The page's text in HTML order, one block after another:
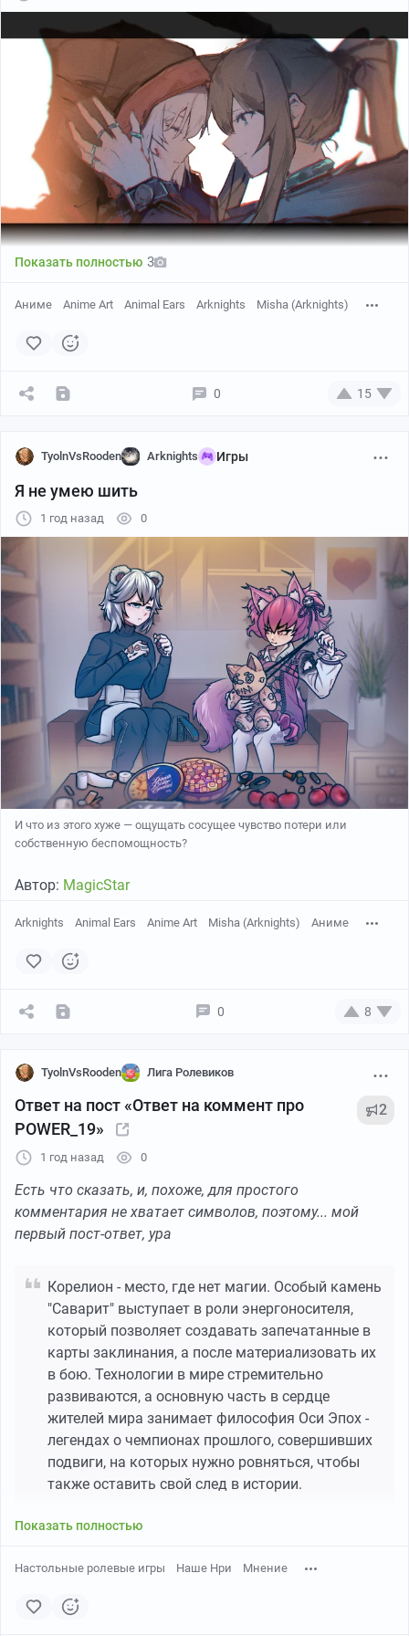
Удручённая урса
Горькая элафия
Ты держишь всё в себе.
Но я не советую. В определённый момент это
просто тебя сломает.
Я знаю. Возможно, именно этого я и добиваюсь.
Горькая элафия
Тебе нужно выговориться. Излить кому-то душу.
самочувствии.
Угрюмая урса
Хмфх.
скорее у меня не было проблем.
И я была бы в другом месте, а не здесь.
Или в крематории.
Горькая элафия
Почему? Почему ты можешь выговориться хотя бы
мне?
В конце концов, именно ради этого сюда и
приходят. Чтобы рассказать о том, что их тревожит,
ведь я…
Угрюмая урса
Не имеешь к этому никакого отношения.
Ты пережила очень и очень многое, Калевала. Но
Я не думаю, что ты поймёшь мою боль.
Показать полностью 3
Аниме Anime Art Animal Ears Arknights Misha (Arknights)
0 15
TyolnVsRooden Arknights Игры
Я не умею шить
1 год назад 0
И что из этого хуже — ощущать сосущее чувство потери или
собственную беспомощность?
Автор: MagicStar
Arknights Animal Ears Anime Art Misha (Arknights) Аниме
0 8
TyolnVsRooden Лига Ролевиков
Ответ на пост «Ответ на коммент про
POWER_19»
2
1 год назад 0
Есть что сказать, и, похоже, для простого
комментария не хватает символов, поэтому... мой
первый пост-ответ, ура
Корелион - место, где нет магии. Особый камень
"Саварит" выступает в роли энергоносителя,
который позволяет создавать запечатанные в
карты заклинания, а после материализовать их
в бою. Технологии в мире стремительно
развиваются, а основную часть в сердце
жителей мира занимает философия Оси Эпох -
легендах о чемпионах прошлого, совершивших
подвиги, на которых нужно ровняться, чтобы
также оставить свой след в истории.
Показать полностью
Настольные ролевые игры Наше Нри Мнение